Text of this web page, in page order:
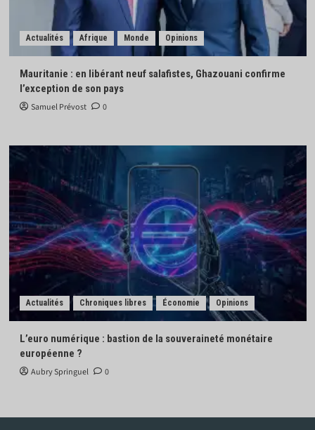
Actualités Afrique Monde Opinions
Mauritanie : en libérant neuf salafistes, Ghazouani confirme
l’exception de son pays
Samuel Prévost 0
Actualités Chroniques libres Économie Opinions
L’euro numérique : bastion de la souveraineté monétaire
européenne ?
Aubry Springuel 0